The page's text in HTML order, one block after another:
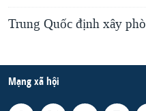
Trung Quốc định xây
Mạng xã hội